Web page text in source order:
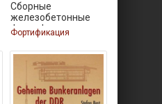
Сборные
железобетонные
фортификационные
Фортификация